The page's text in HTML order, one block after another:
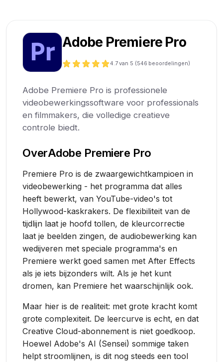
Adobe Premiere Pro
4.7van 5 (546 beoordelingen)
Adobe Premiere Pro is professionele
videobewerkingssoftware voor professionals
en filmmakers, die volledige creatieve
controle biedt.
OverAdobe Premiere Pro
Premiere Pro is de zwaargewichtkampioen in
videobewerking - het programma dat alles
heeft bewerkt, van YouTube-video's tot
Hollywood-kaskrakers. De flexibiliteit van de
tijdlijn laat je hoofd tollen, de kleurcorrectie
laat je beelden zingen, de audiobewerking kan
wedijveren met speciale programma's en
Premiere werkt goed samen met After Effects
als je iets bijzonders wilt. Als je het kunt
dromen, kan Premiere het waarschijnlijk ook.
Maar hier is de realiteit: met grote kracht komt
grote complexiteit. De leercurve is echt, en dat
Creative Cloud-abonnement is niet goedkoop.
Hoewel Adobe's AI (Sensei) sommige taken
helpt stroomlijnen, is dit nog steeds een tool